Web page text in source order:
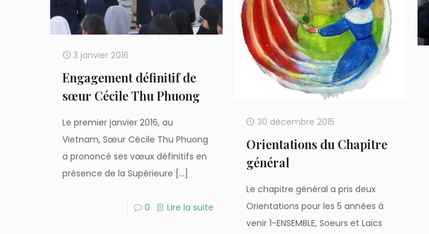
3 janvier 2016
Engagement définitif de
sœur Cécile Thu Phuong
Le premier janvier 2016, au
Vietnam, Sœur Cécile Thu Phuong
a prononcé ses vœux définitifs en
présence de la Supérieure […]
0 Lire la suite
30 décembre 2015
Orientations du Chapitre
général
Le chapitre général a pris deux
Orientations pour les 5 années à
venir 1-ENSEMBLE, Soeurs et Laïcs